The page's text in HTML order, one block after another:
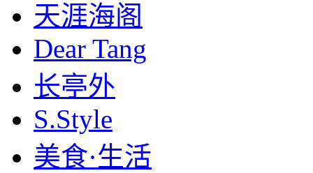
天涯海阁
Dear Tang
长亭外
S.Style
美食·生活